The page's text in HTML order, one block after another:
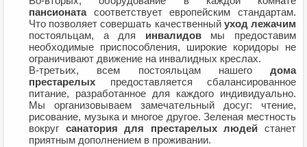
пансионата соответствует европейским стандартам.
Что позволяет совершать качественный уход лежачим
постояльцам, а для инвалидовмы предоставим
необходимые приспособления, широкие коридоры не
ограничивают движение на инвалидных креслах.
В-третьих, всем постояльцам нашего дома
престарелых предоставляется сбалансированное
питание, разработанное для каждого индивидуально.
Мы организовываем замечательный досуг: чтение,
рисование, музыка и многое другое. Зеленая местность
вокруг санатория для престарелых людей станет
приятным дополнением в проживании.